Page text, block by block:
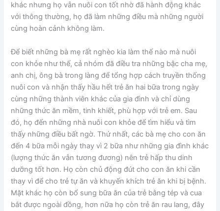
khác nhưng họ vẫn nuôi con tốt nhờ đã hành động khác
với thông thường, họ đã làm những điều mà những người
cùng hoàn cảnh không làm.
Để biết những bà mẹ rất nghèo kia làm thế nào mà nuôi
con khỏe như thế, cả nhóm đã điều tra những bậc cha mẹ,
anh chị, ông bà trong làng để tổng hợp cách truyền thống
nuôi con và nhận thấy hầu hết trẻ ăn hai bữa trong ngày
cùng những thành viên khác của gia đình và chỉ dùng
những thức ăn mềm, tinh khiết, phù hợp với trẻ em. Sau
đó, họ đến những nhà nuôi con khỏe để tìm hiểu và tìm
thấy những điều bất ngờ. Thứ nhất, các bà mẹ cho con ăn
đến 4 bữa mỗi ngày thay vì 2 bữa như những gia đình khác
(lượng thức ăn vẫn tương đương) nên trẻ hấp thu dinh
dưỡng tốt hơn. Họ còn chủ động đút cho con ăn khi cần
thay vì để cho trẻ tự ăn và khuyến khích trẻ ăn khi bị bệnh.
Mặt khác họ còn bổ sung bữa ăn của trẻ bằng tép và cua
bắt được ngoài đồng, hơn nữa họ còn trẻ ăn rau lang, đây